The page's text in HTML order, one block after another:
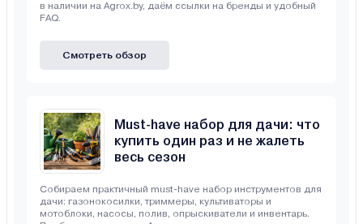
в наличии на Agrox.by, даём ссылки на бренды и удобный
FAQ.
Смотреть обзор
Must-have набор для дачи: что
купить один раз и не жалеть
весь сезон
Собираем практичный must-have набор инструментов для
дачи: газонокосилки, триммеры, культиваторы и
мотоблоки, насосы, полив, опрыскиватели и инвентарь.